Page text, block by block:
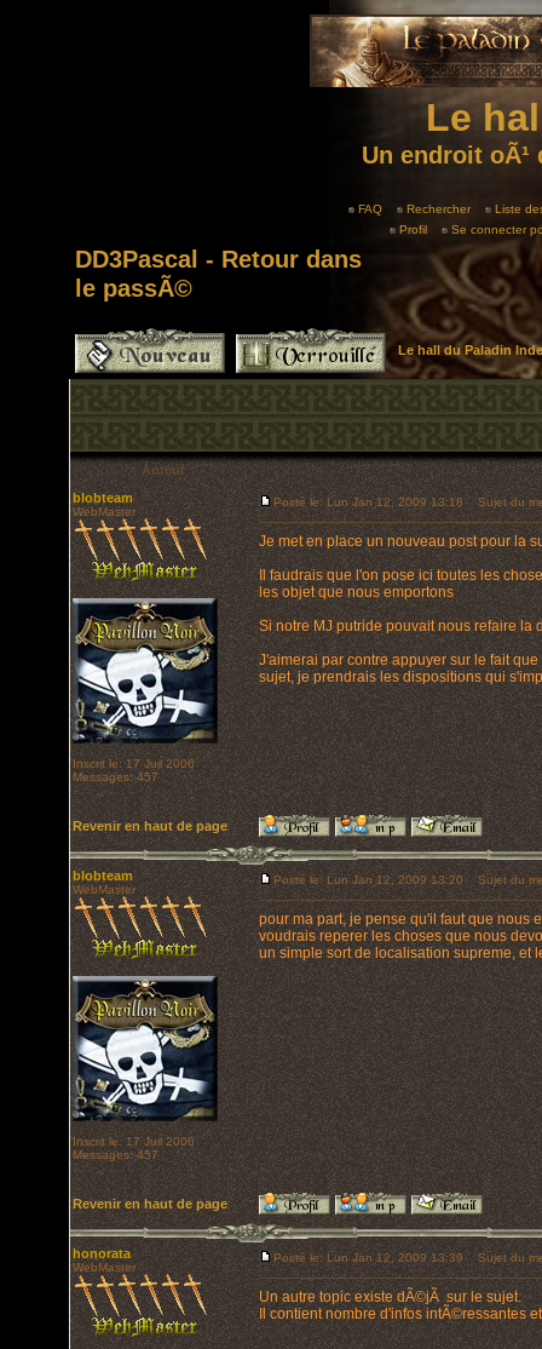
Le
Un endroit
FAQ Rechercher
Liste
Profil
Se connecter
DD3Pascal - Retour dans
le passÃ©
Le hall du Paladin
Auteur
blobteam
WebMaster
Inscrit le: 17 Juil 2006
Messages: 457
Posté le: Lun Jan 12, 2009 13:18 Sujet du
Je met en place un nouveau post pour la
Il faudrais que l'on pose ici toutes les
les objet que nous emportons
Si notre MJ putride pouvait nous refaire la
J'aimerai par contre appuyer sur le fait
sujet, je prendrais les dispositions qui
Revenir en haut de page
blobteam
WebMaster
Inscrit le: 17 Juil 2006
Messages: 457
Posté le: Lun Jan 12, 2009 13:20 Sujet du
pour ma part, je pense qu'il faut que nous
voudrais reperer les choses que nous
un simple sort de localisation supreme, et
Revenir en haut de page
honorata
WebMaster
Posté le: Lun Jan 12, 2009 13:39 Sujet du
Un autre topic existe dÃ©jÃ sur le sujet.
Il contient nombre d'infos intÃ©ressantes